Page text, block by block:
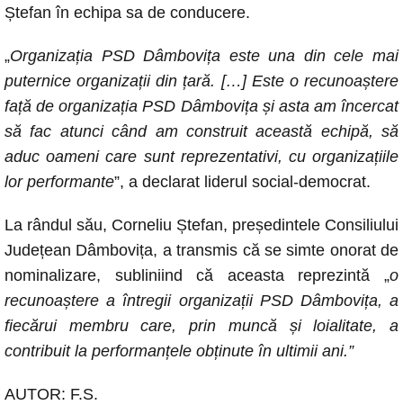
Ștefan în echipa sa de conducere.
„Organizația PSD Dâmbovița este una din cele mai
puternice organizații din țară. […] Este o recunoaștere
față de organizația PSD Dâmbovița și asta am încercat
să fac atunci când am construit această echipă, să
aduc oameni care sunt reprezentativi, cu organizațiile
lor performante”, a declarat liderul social-democrat.
La rândul său, Corneliu Ștefan, președintele Consiliului
Județean Dâmbovița, a transmis că se simte onorat de
nominalizare, subliniind că aceasta reprezintă „o
recunoaștere a întregii organizații PSD Dâmbovița, a
fiecărui membru care, prin muncă și loialitate, a
contribuit la performanțele obținute în ultimii ani.”
AUTOR: F.S.